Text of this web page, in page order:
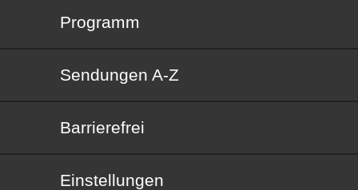
Programm
Sendungen von A bis Z
Sendungen A-Z
Barrierefrei
Barrierefrei
Einstellungen